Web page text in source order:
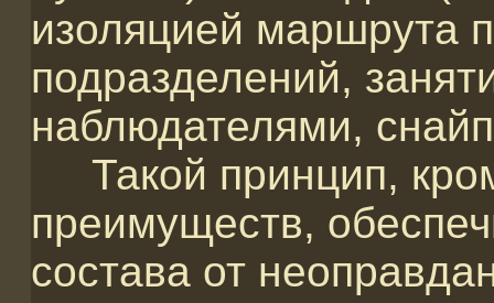
изоляцией маршрута
подразделений,
наблюдателями,
Такой принцип,
преимуществ,
состава от